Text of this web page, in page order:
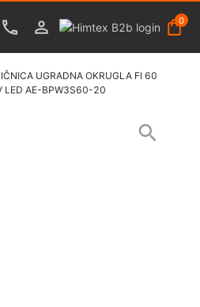
0
UGRADNA OKRUGLA FI 60
LED AE-BPW3S60-20